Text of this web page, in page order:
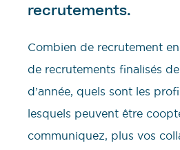
recrutements.
Combien de recrutement
de recrutements finalisés
d’année, quels sont les
lesquels peuvent être
communiquez, plus vos